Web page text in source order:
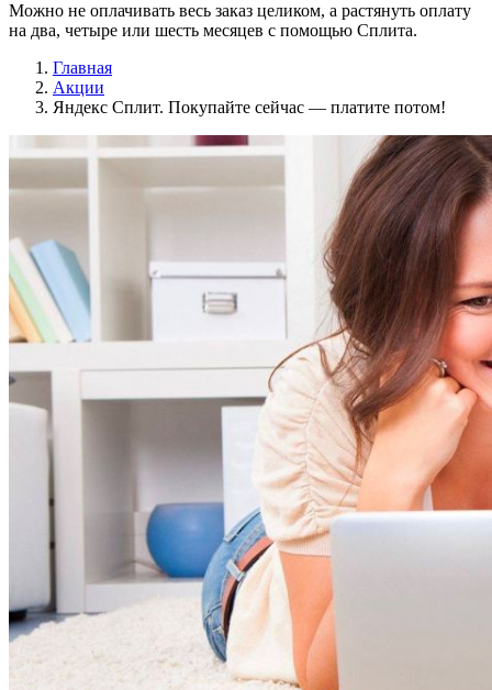
Можно не оплачивать весь заказ целиком, а растянуть оплату
на два, четыре или шесть месяцев с помощью Сплита.
Главная
Акции
Яндекс Сплит. Покупайте сейчас — платите потом!